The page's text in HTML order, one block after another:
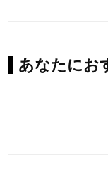
あなたにお